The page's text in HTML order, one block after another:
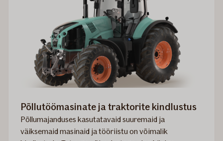
Põllutöömasinate ja traktorite kindlustus
Põllumajanduses kasutatavaid suuremaid ja
väiksemaid masinaid ja tööriistu on võimalik